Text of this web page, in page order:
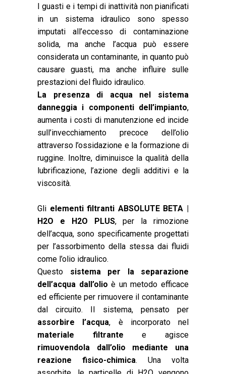
I guasti e i tempi di inattività non pianificati
in un sistema idraulico sono spesso
imputati all’eccesso di contaminazione
solida, ma anche l’acqua può essere
considerata un contaminante, in quanto può
causare guasti, ma anche influire sulle
prestazioni del fluido idraulico.
La presenza di acqua nel sistema
danneggia i componenti dell’impianto,
aumenta i costi di manutenzione ed incide
sull’invecchiamento precoce dell’olio
attraverso l’ossidazione e la formazione di
ruggine. Inoltre, diminuisce la qualità della
lubrificazione, l’azione degli additivi e la
viscosità.
Gli elementi filtranti ABSOLUTE BETA |
H2O e H2O PLUS, per la rimozione
dell’acqua, sono specificamente progettati
per l’assorbimento della stessa dai fluidi
come l’olio idraulico.
Questo sistema per la separazione
dell’acqua dall’olio è un metodo efficace
ed efficiente per rimuovere il contaminante
dal circuito. Il sistema, pensato per
assorbire l’acqua, è incorporato nel
materiale filtrante e agisce
rimuovendola dall’olio mediante una
reazione fisico-chimica. Una volta